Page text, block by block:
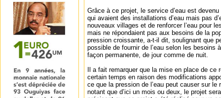
Grâce à ce projet, le service d’eau est
qui avaient des installations d’eau mais pas
nouveaux villages et de renforcer l’eau pour
mais ne répondaient pas aux besoins de la
pression croissante, a-t-il dit, soulignant que
possible de fournir de l’eau selon les besoins
façon permanente, de jour comme de nuit.
Il a fait remarquer que la mise en place de ce
certain temps en raison des modifications
ce que la pression de l’eau peut causer sur le
notant que d’ici un mois ou deux, le projet